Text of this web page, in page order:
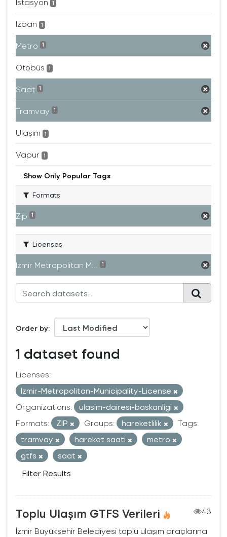
1
Izban 1
Metro 1
Otobüs 1
Saat 1
Tramvay 1
Ulaşım 1
Vapur 1
Show Only Popular Tags
Formats
Zip 1
Licenses
Izmir Metropolitan M... 1
Order by
1 dataset found
Licenses:
Izmir-Metropolitan-Municipality-License
Organizations:
ulasim-dairesi-baskanligi
Formats:
ZIP Groups: hareketlilik
Tags:
tramvay
hareket saati
metro
gtfs
saat
Filter Results
Toplu Ulaşım GTFS Verileri
43
İzmir Büyükşehir Belediyesi toplu ulaşım araçlarına